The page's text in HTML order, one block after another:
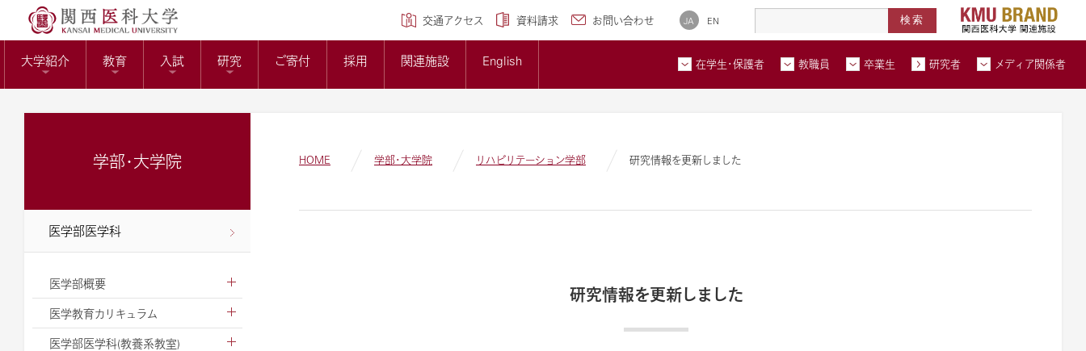
交通アクセス 資料請求 お問い合わせ JA EN
大学紹介 教育 入試 研究 ご寄付 採用 関連施設 English 在学生・保護者 教職員 卒業生 研究者 メディア関係者
役員報酬の支給基準について
ガバナンスコード
広報誌
大学概要
北河内メディカルネットワーク
教育センター
KMUバイオバンクセンター 高度医療人材養成拠点形成事業
在学生・保護者トップページへ
教職員トップページへ
卒業生トップページへ
学部・大学院
医学部医学科
医学部概要
医学教育カリキュラム
医学部医学科(教養系教室)
HOME 学部・大学院 リハビリテーション学部 研究情報を更新しました
研究情報を更新しました